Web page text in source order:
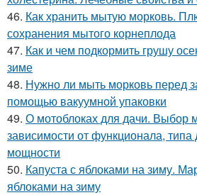
46. Как хранить мытую морковь.
сохранения мытого корнеплода
47. Как и чем подкормить грушу
зиме
48. Нужно ли мыть морковь перед
помощью вакуумной упаковки
49. О мотоблоках для дачи. Выбор
зависимости от функционала, типа
мощности
50. Капуста с яблоками на зиму.
яблоками на зиму